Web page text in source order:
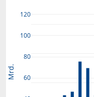
60
80
100
120
Mrd.